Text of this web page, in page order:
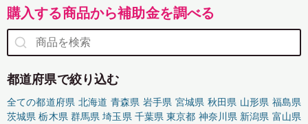
購入する商品から補助金を調べる
都道府県で絞り込む
全ての都道府県 北海道 青森県 岩手県 宮城県 秋田県 山形県 福島県
茨城県 栃木県 群馬県 埼玉県 千葉県 東京都 神奈川県 新潟県 富山県